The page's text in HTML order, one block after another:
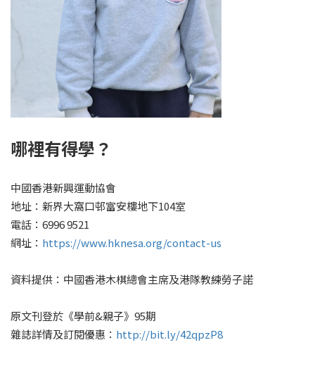
哪裡有得學？
中國香港新興運動協會
地址：新界大窩口邨富安樓地下104室
電話：6996 9521
網址： https://www.hknesa.org/contact-us
資料提供：中國香港木棋總會主席及港隊教練勞子諾
原文刊登於《學前&親子》95期
雜誌詳情及訂閱優惠： http://bit.ly/42qpzP8